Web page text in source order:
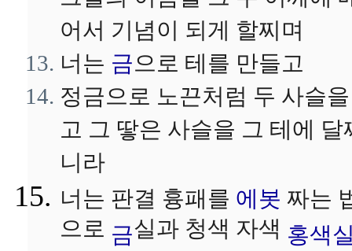
어서 기념이 되게 할찌며
너는 금으로 테를 만들고
정금으로 노끈처럼 두 사슬
고 그 땋은 사슬을 그 테에 달
니라
너는 판결 흉패를 에봇 짜는
으로 금실과 청색 자색 홍색